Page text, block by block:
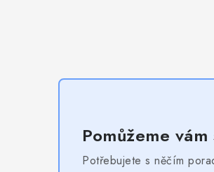
Pomůžeme
Potřebujete s něčím